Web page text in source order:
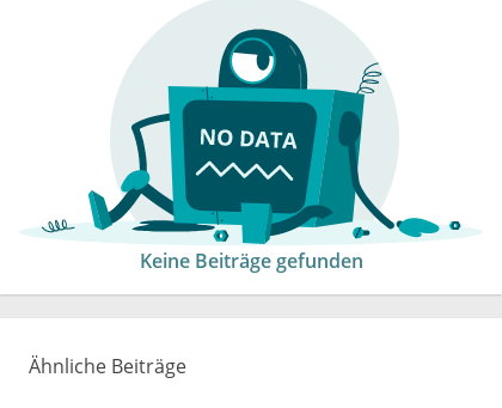
Keine Beiträge gefunden
Ähnliche Beiträge